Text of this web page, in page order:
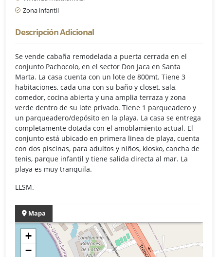
Zona infantil
Descripción Adicional
Se vende cabaña remodelada a puerta cerrada en el
conjunto Pachocolo, en el sector Don Jaca en Santa
Marta. La casa cuenta con un lote de 800mt. Tiene 3
habitaciones, cada una con su baño y closet, sala,
comedor, cocina abierta y una amplia terraza y zona
verde dentro de su lote privado. Tiene 1 parqueadero y
un parqueadero/depósito en la playa. La casa se entrega
completamente dotada con el amoblamiento actual. El
conjunto está ubicado en primera linea de playa, cuenta
con dos piscinas, para adultos y niños, kiosko, cancha de
tenis, parque infantil y tiene salida directa al mar. La
playa es muy tranquila.
LLSM.
Mapa
+
−